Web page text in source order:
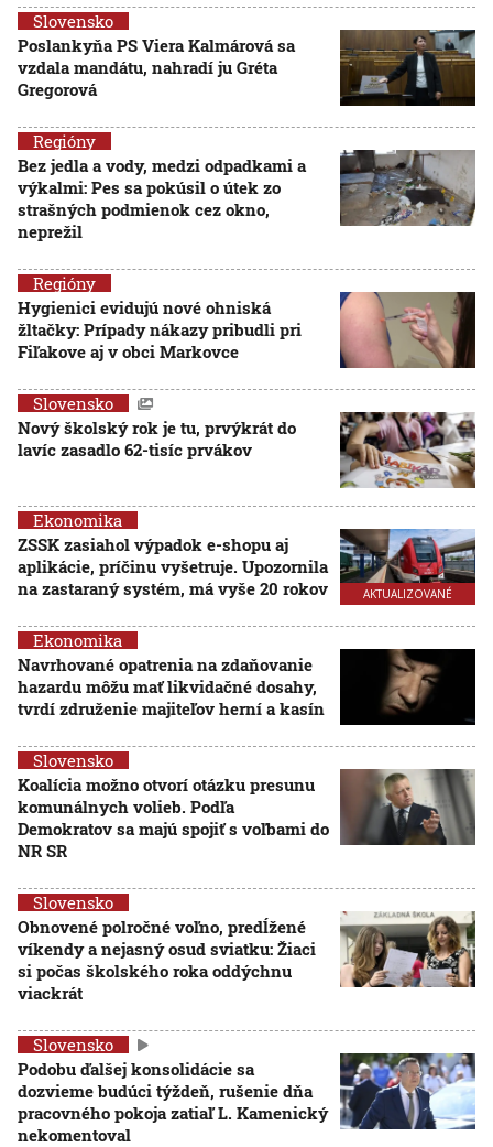
Slovensko
Poslankyňa PS Viera Kalmárová sa
vzdala mandátu, nahradí ju Gréta
Gregorová
Regióny
Bez jedla a vody, medzi odpadkami a
výkalmi: Pes sa pokúsil o útek zo
strašných podmienok cez okno,
neprežil
Regióny
Hygienici evidujú nové ohniská
žltačky: Prípady nákazy pribudli pri
Fiľakove aj v obci Markovce
Slovensko
Nový školský rok je tu, prvýkrát do
lavíc zasadlo 62-tisíc prvákov
AKTUALIZOVANÉ
Ekonomika
ZSSK zasiahol výpadok e-shopu aj
aplikácie, príčinu vyšetruje. Upozornila
na zastaraný systém, má vyše 20 rokov
Ekonomika
Navrhované opatrenia na zdaňovanie
hazardu môžu mať likvidačné dosahy,
tvrdí združenie majiteľov herní a kasín
Slovensko
Koalícia možno otvorí otázku presunu
komunálnych volieb. Podľa
Demokratov sa majú spojiť s voľbami do
NR SR
Slovensko
Obnovené polročné voľno, predĺžené
víkendy a nejasný osud sviatku: Žiaci
si počas školského roka oddýchnu
viackrát
Slovensko
Podobu ďalšej konsolidácie sa
dozvieme budúci týždeň, rušenie dňa
pracovného pokoja zatiaľ L. Kamenický
nekomentoval